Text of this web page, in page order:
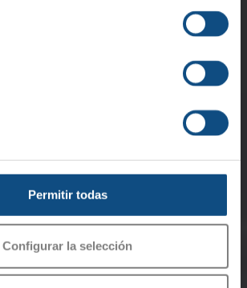
Permitir todas
Configurar la selección